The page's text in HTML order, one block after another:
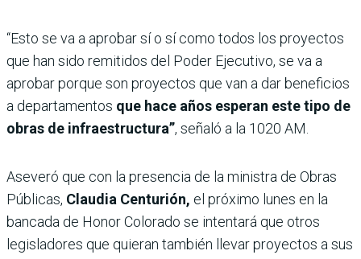
“Esto se va a aprobar sí o sí como todos los proyectos
que han sido remitidos del Poder Ejecutivo, se va a
aprobar porque son proyectos que van a dar beneficios
a departamentos que hace años esperan este tipo de
obras de infraestructura”, señaló a la 1020 AM.
Aseveró que con la presencia de la ministra de Obras
Públicas, Claudia Centurión, el próximo lunes en la
bancada de Honor Colorado se intentará que otros
legisladores que quieran también llevar proyectos a sus